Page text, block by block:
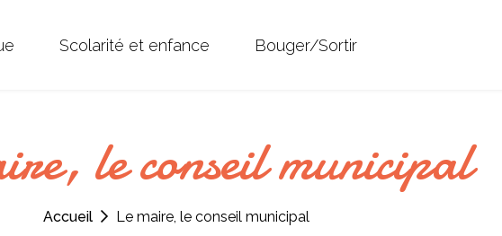
Scolarité et enfance Bouger/Sortir
le conseil municipal
Accueil Le maire, le conseil municipal